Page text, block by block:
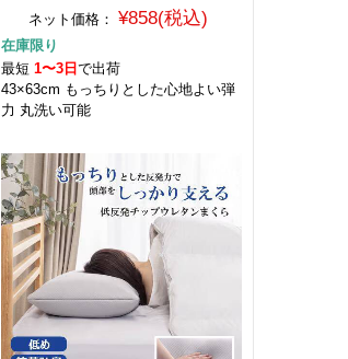
ネット価格：
¥858(税込)
在庫限り
最短 1〜3日 で出荷
43×63cm もっちりとした心地よい弾
力 丸洗い可能